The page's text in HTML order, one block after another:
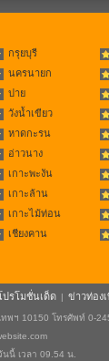
กรุยบุรี
นครนายก
ปาย
วังน้ำเขียว
หาดกะรน
อ่าวนาง
เกาะพะงัน
เกาะล้าน
เกาะไม้ท่อน
เชียงคาน
ปรโมชั่นเด็ด | ข่าวท่อง
ฯ 10150 โทรศัพท์ 0-
นี้ เวลา 09.54 น.